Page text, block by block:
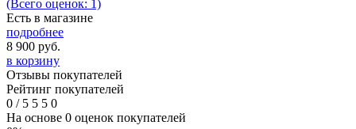
(Всего оценок: 1)
Есть в магазине
подробнее
8 900 руб.
в корзину
Отзывы покупателей
Рейтинг покупателей
0 /5 5 5 0
На основе 0 оценок покупателей